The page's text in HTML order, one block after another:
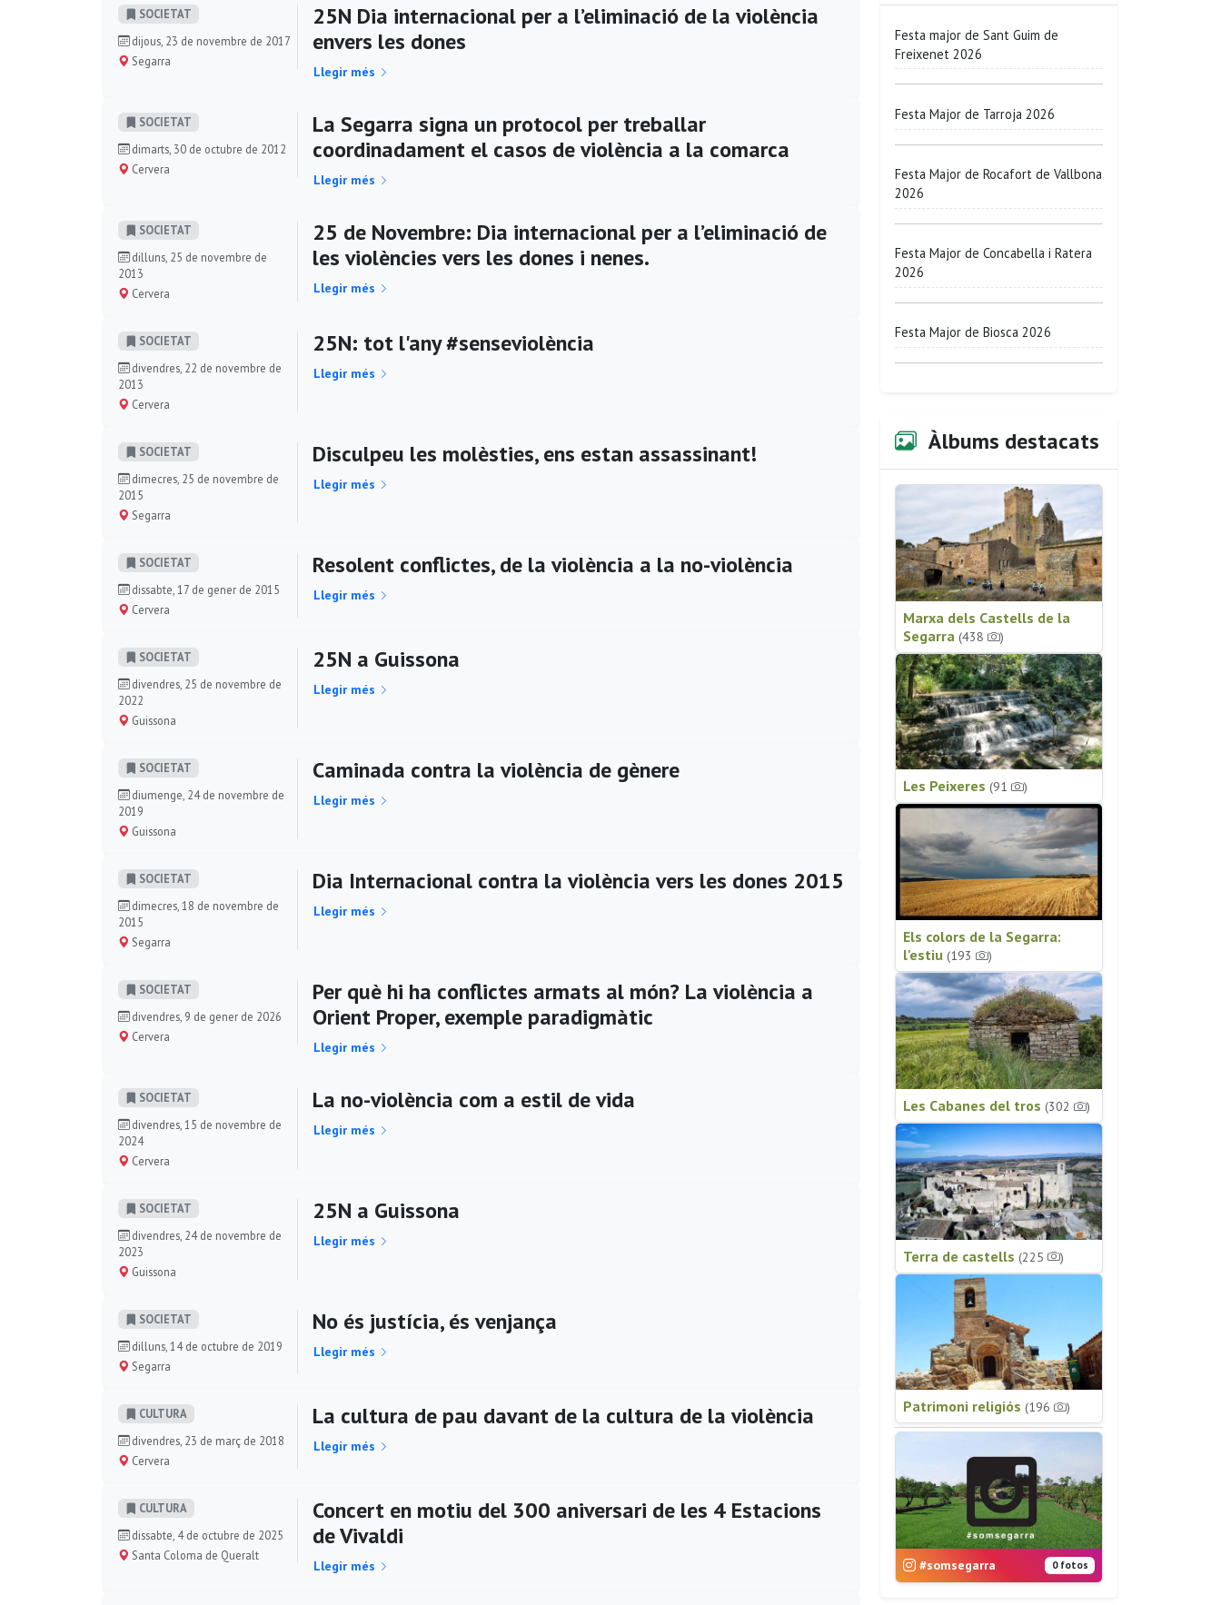
SOCIETAT
dijous, 23 de novembre de 2017
Segarra
25N Dia internacional per a l’eliminació de la violència
envers les dones
Llegir més
SOCIETAT
dimarts, 30 de octubre de 2012
Cervera
La Segarra signa un protocol per treballar
coordinadament el casos de violència a la comarca
Llegir més
SOCIETAT
dilluns, 25 de novembre de
2013
Cervera
25 de Novembre: Dia internacional per a l’eliminació de
les violències vers les dones i nenes.
Llegir més
SOCIETAT
divendres, 22 de novembre de
2013
Cervera
25N: tot l'any #senseviolència
Llegir més
SOCIETAT
dimecres, 25 de novembre de
2015
Segarra
Disculpeu les molèsties, ens estan assassinant!
Llegir més
SOCIETAT
dissabte, 17 de gener de 2015
Cervera
Resolent conflictes, de la violència a la no-violència
Llegir més
SOCIETAT
divendres, 25 de novembre de
2022
Guissona
25N a Guissona
Llegir més
SOCIETAT
diumenge, 24 de novembre de
2019
Guissona
Caminada contra la violència de gènere
Llegir més
SOCIETAT
dimecres, 18 de novembre de
2015
Segarra
Dia Internacional contra la violència vers les dones 2015
Llegir més
SOCIETAT
divendres, 9 de gener de 2026
Cervera
Per què hi ha conflictes armats al món? La violència a
Orient Proper, exemple paradigmàtic
Llegir més
SOCIETAT
divendres, 15 de novembre de
2024
Cervera
La no-violència com a estil de vida
Llegir més
SOCIETAT
divendres, 24 de novembre de
2023
Guissona
25N a Guissona
Llegir més
SOCIETAT
dilluns, 14 de octubre de 2019
Segarra
No és justícia, és venjança
Llegir més
CULTURA
divendres, 23 de març de 2018
Cervera
La cultura de pau davant de la cultura de la violència
Llegir més
CULTURA
dissabte, 4 de octubre de 2025
Santa Coloma de Queralt
Concert en motiu del 300 aniversari de les 4 Estacions
de Vivaldi
Llegir més
Festa major de Sant Guim de
Freixenet 2026
Festa Major de Tarroja 2026
Festa Major de Rocafort de Vallbona
2026
Festa Major de Concabella i Ratera
2026
Festa Major de Biosca 2026
Àlbums destacats
Marxa dels Castells de la
Segarra (438 )
Les Peixeres (91 )
Els colors de la Segarra:
l'estiu (193 )
Les Cabanes del tros (302 )
Terra de castells (225 )
Patrimoni religiós (196 )
#somsegarra 0 fotos